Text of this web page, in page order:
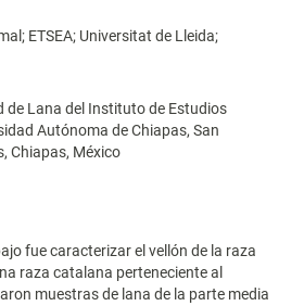
ETSEA; Universitat de Lleida;
de Lana del Instituto de Estudios
Autónoma de Chiapas, San
Chiapas, México
fue caracterizar el vellón de la raza
raza catalana perteneciente al
muestras de lana de la parte media